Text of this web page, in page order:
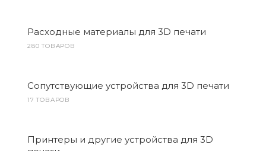
Расходные материалы для 3D печати
280 ТОВАРОВ
Сопутствующие устройства для 3D печати
17 ТОВАРОВ
Принтеры и другие устройства для 3D